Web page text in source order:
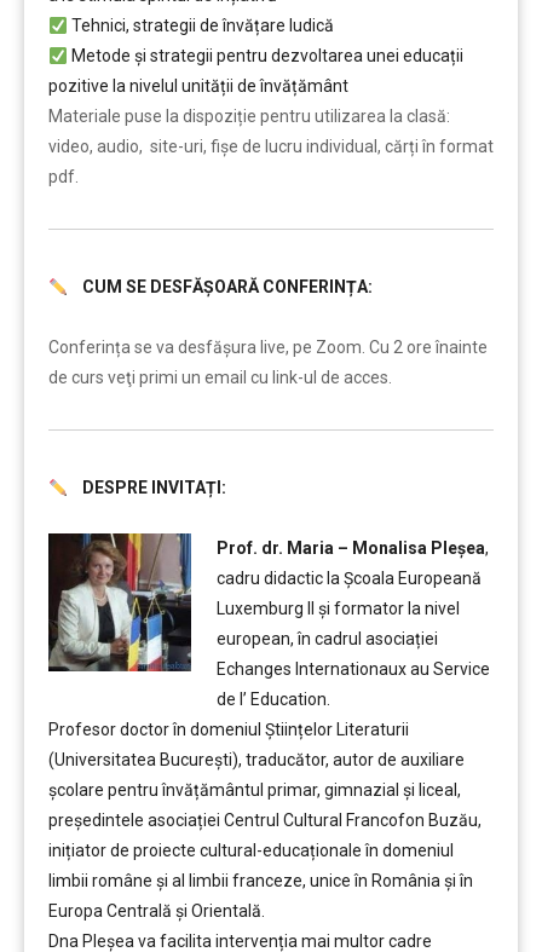
Tehnici, strategii de învățare ludică
Metode și strategii pentru dezvoltarea unei educații
pozitive la nivelul unității de învățământ
Materiale puse la dispoziție pentru utilizarea la clasă:
video, audio, site-uri, fișe de lucru individual, cărți în format
pdf.
CUM SE DESFĂȘOARĂ CONFERINȚA:
Conferința se va desfășura live, pe Zoom. Cu 2 ore înainte
de curs veţi primi un email cu link-ul de acces.
DESPRE INVITAȚI:
Prof. dr. Maria – Monalisa Pleșea,
cadru didactic la Școala Europeană
Luxemburg II și formator la nivel
european, în cadrul asociației
Echanges Internationaux au Service
de l’ Education.
Profesor doctor în domeniul Științelor Literaturii
(Universitatea București), traducător, autor de auxiliare
școlare pentru învățământul primar, gimnazial și liceal,
președintele asociației Centrul Cultural Francofon Buzău,
inițiator de proiecte cultural-educaționale în domeniul
limbii române și al limbii franceze, unice în România și în
Europa Centrală și Orientală.
Dna Pleșea va facilita intervenția mai multor cadre